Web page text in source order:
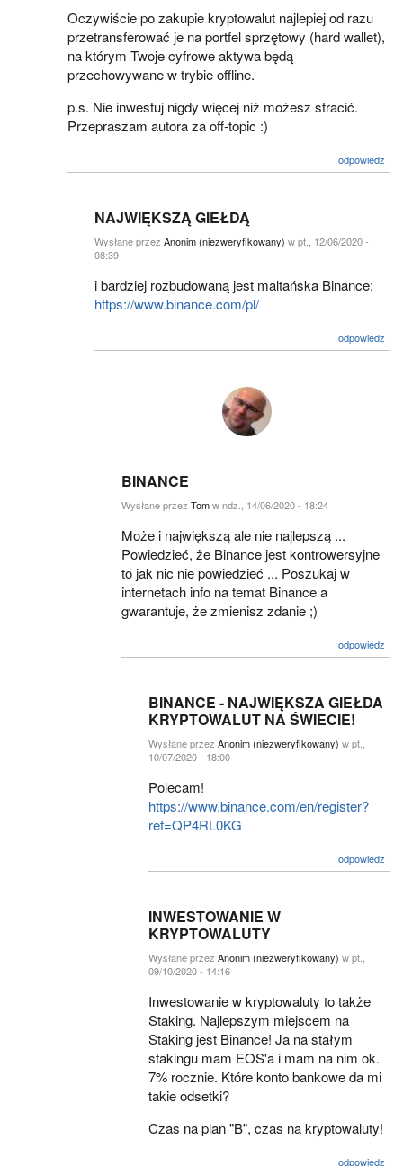
Oczywiście po zakupie kryptowalut najlepiej od razu
przetransferować je na portfel sprzętowy (hard wallet),
na którym Twoje cyfrowe aktywa będą
przechowywane w trybie offline.
p.s. Nie inwestuj nigdy więcej niż możesz stracić.
Przepraszam autora za off-topic :)
odpowiedz
NAJWIĘKSZĄ GIEŁDĄ
Wysłane przez Anonim (niezweryfikowany) w pt., 12/06/2020 -
08:39
i bardziej rozbudowaną jest maltańska Binance:
https://www.binance.com/pl/
odpowiedz
BINANCE
Wysłane przez Tomw ndz., 14/06/2020 - 18:24
Może i największą ale nie najlepszą ...
Powiedzieć, że Binance jest kontrowersyjne
to jak nic nie powiedzieć ... Poszukaj w
internetach info na temat Binance a
gwarantuje, że zmienisz zdanie ;)
odpowiedz
BINANCE - NAJWIĘKSZA GIEŁDA
KRYPTOWALUT NA ŚWIECIE!
Wysłane przez Anonim (niezweryfikowany) w pt.,
10/07/2020 - 18:00
Polecam!
https://www.binance.com/en/register?
ref=QP4RL0KG
odpowiedz
INWESTOWANIE W
KRYPTOWALUTY
Wysłane przez Anonim (niezweryfikowany) w pt.,
09/10/2020 - 14:16
Inwestowanie w kryptowaluty to także
Staking. Najlepszym miejscem na
Staking jest Binance! Ja na stałym
stakingu mam EOS'a i mam na nim ok.
7% rocznie. Które konto bankowe da mi
takie odsetki?
Czas na plan "B", czas na kryptowaluty!
odpowiedz